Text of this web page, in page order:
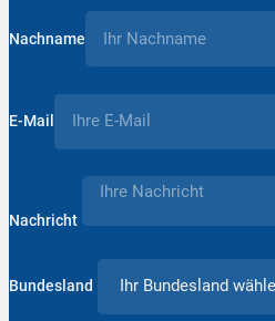
Nachname
E-Mail
Nachricht
Bundesland